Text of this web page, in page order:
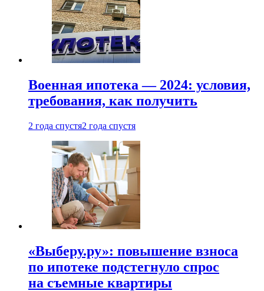
Военная ипотека — 2024: условия,
требования, как получить
2 года спустя2 года спустя
«Выберу.ру»: повышение взноса
по ипотеке подстегнуло спрос
на съемные квартиры